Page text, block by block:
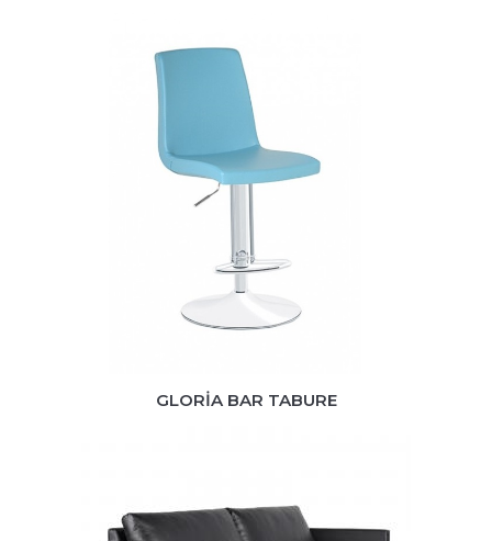
GLORİA BAR TABURE